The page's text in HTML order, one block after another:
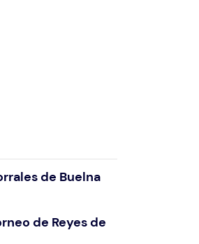
de Buelna
de Reyes de